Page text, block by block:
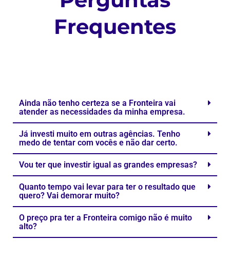
Frequentes
Ainda não tenho certeza se a Fronteira vai
atender as necessidades da minha empresa.
Já investi muito em outras agências. Tenho
medo de tentar com vocês e não dar certo.
Vou ter que investir igual as grandes empresas?
Quanto tempo vai levar para ter o resultado que
quero? Vai demorar muito?
O preço pra ter a Fronteira comigo não é muito
alto?